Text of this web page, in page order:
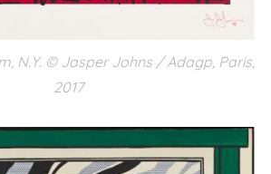
N.Y. © Jasper Johns / Adagp, Paris,
2017